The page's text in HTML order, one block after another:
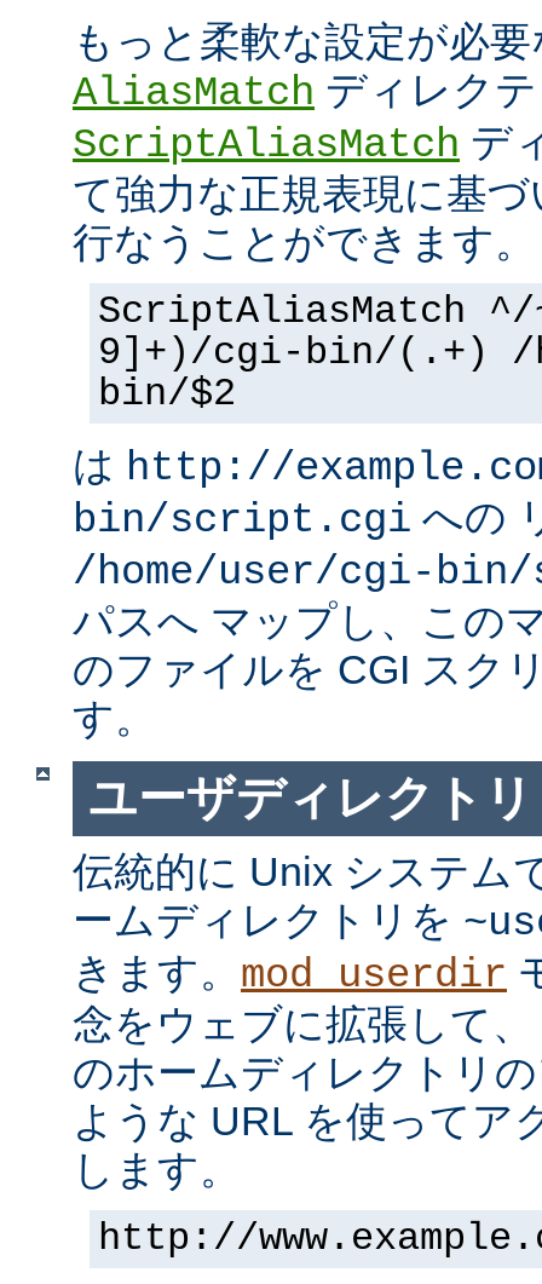
もっと柔軟な設定が必
AliasMatch ディレク
ScriptAliasMatch デ
て強力な正規表現に基
行なうことができます
ScriptAliasMatch
9]+)/cgi-bin/(.+) /
bin/$2
は http://
bin/script.cgi への
/home/user/cgi-
パスへ マップし、この
のファイルを CGI スク
す。
ユーザディレクトリ
伝統的に Unix システム
ームディレクトリを
きます。 mod_userdir
念をウェブに拡張して
のホームディレクトリ
ような URL を使ってア
します。
http://